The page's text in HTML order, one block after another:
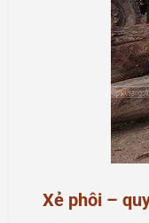
Xẻ phôi –